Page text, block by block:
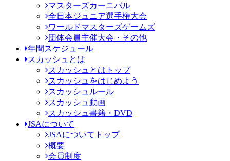
マスターズカーニバル
全日本ジュニア選手権大会
ワールドマスターズゲームズ
団体会員主催大会・その他
年間スケジュール
スカッシュとは
スカッシュとはトップ
スカッシュをはじめよう
スカッシュルール
スカッシュ動画
スカッシュ書籍・DVD
JSAについて
JSAについてトップ
概要
会員制度